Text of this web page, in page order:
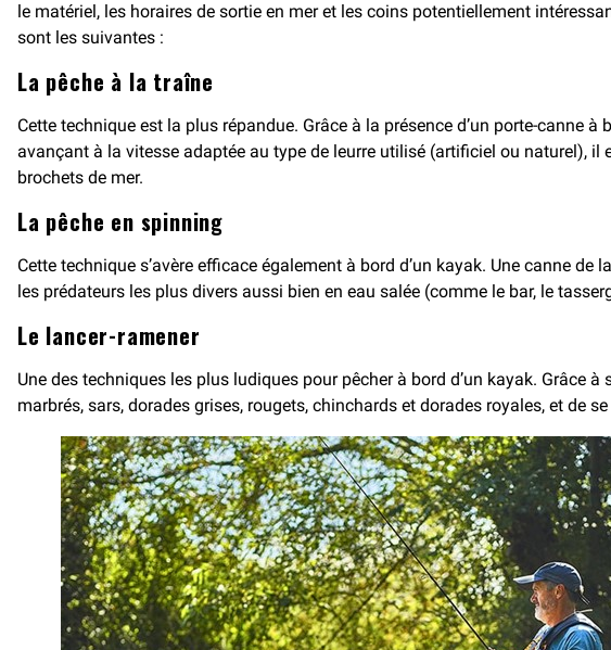
le matériel, les horaires de sortie en mer et les coins potentiellement
sont les suivantes :
La pêche à la traîne
Cette technique est la plus répandue. Grâce à la présence d’un porte-canne
avançant à la vitesse adaptée au type de leurre utilisé (artificiel ou naturel),
brochets de mer.
La pêche en spinning
Cette technique s’avère efficace également à bord d’un kayak. Une canne
les prédateurs les plus divers aussi bien en eau salée (comme le bar, le
Le lancer-ramener
Une des techniques les plus ludiques pour pêcher à bord d’un kayak. Grâce
marbrés, sars, dorades grises, rougets, chinchards et dorades royales, et de